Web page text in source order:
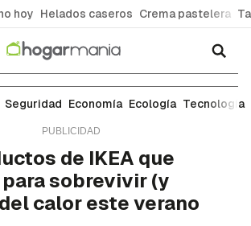
hoy Helados caseros Crema pastelera
Seguridad Economía Ecología Tecnología
de IKEA que
sobrevivir (y
calor este verano